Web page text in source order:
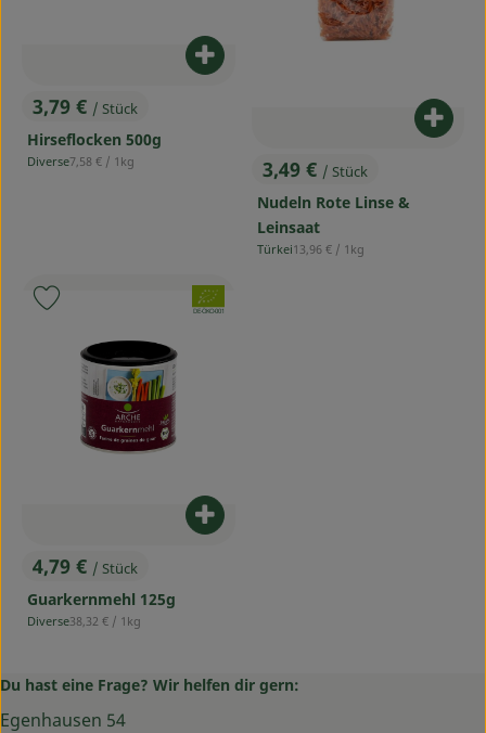
, Preis:
3,79 € / Stück
Hirseflocken 500g
, Herkunft:
Diverse, Referenzpreis:
7,58 € / 1kg
Produkt zum Warenkorb
, Preis:
3,49 € / Stück
Nudeln Rote Linse &
Leinsaat
, Herkunft:
Türkei, Referenzpreis:
13,96 € / 1kg
, Preis:
4,79 € / Stück
Guarkernmehl 125g
, Herkunft:
Diverse, Referenzpreis:
38,32 € / 1kg
Produkt zum Warenkorb
, Verband:
, Kontrollstelle:
DE-ÖKO-001
Produkt zu Favouriten hinzufügen
Du hast eine Frage? Wir helfen dir gern:
Egenhausen 54